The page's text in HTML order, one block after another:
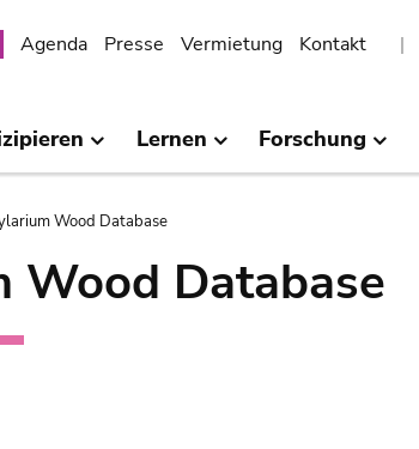
Agenda Presse Vermietung Kontakt
Lernen Forschung
Wood Database
Wood Database